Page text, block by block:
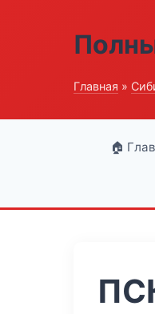
Главная »
🏠